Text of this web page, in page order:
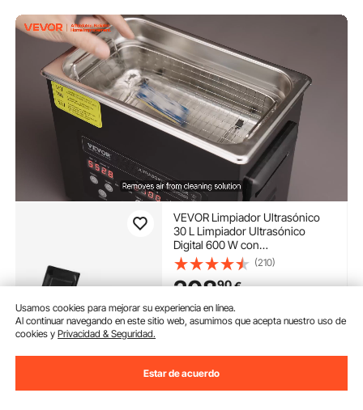
VEVOR Limpiador Ultrasónico
30 L Limpiador Ultrasónico
Digital 600 W con
Desgasificación Mejorada y
Modo Suave Limpiador
Ultrasónico Industrial 40 kHz
para Joyería
(210)
20890€
Disponible
Mar. Ago. 11
Añadir al carrito
Usamos cookies para mejorar su experiencia en línea.
Al continuar navegando en este sitio web, asumimos que acepta nuestro uso de
cookies yPrivacidad & Seguridad.
Estar de acuerdo